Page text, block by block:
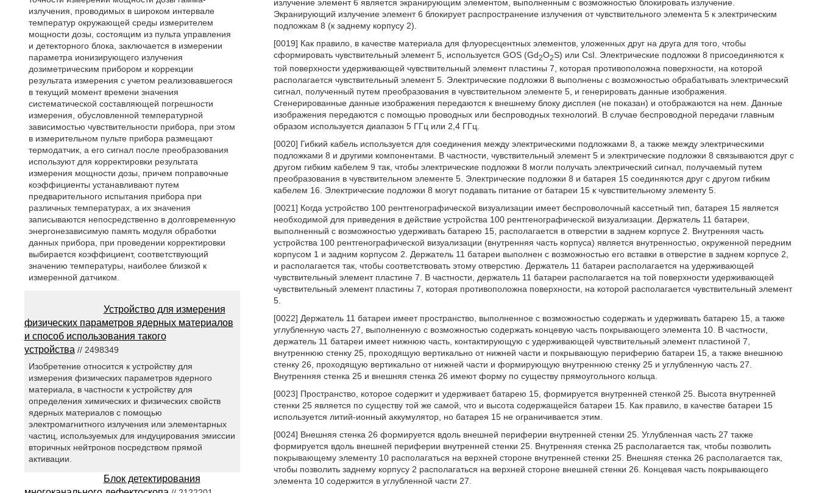
излучение элемент 6 является экранирующим элементом, выполненным с возможностью блокировать излучение.
Экранирующий излучение элемент 6 блокирует распространение излучения от чувствительного элемента 5 к электрическим
подложкам 8 (к заднему корпусу 2).
[0019] Как правило, в качестве материала для флуоресцентных элементов, уложенных друг на друга для того, чтобы
сформировать чувствительный элемент 5, используется GOS (Gd2O2S) или CsI. Электрические подложки 8 присоединяются к
той поверхности удерживающей чувствительный элемент пластины 7, которая противоположна поверхности, на которой
располагается чувствительный элемент 5. Электрические подложки 8 выполнены с возможностью обрабатывать электрический
сигнал, полученный путем преобразования в чувствительном элементе 5, и генерировать данные изображения.
Сгенерированные данные изображения передаются к внешнему блоку дисплея (не показан) и отображаются на нем. Данные
изображения передаются с помощью проводных или беспроводных технологий. В случае беспроводной передачи главным
образом используется диапазон 5 ГГц или 2,4 ГГц.
[0020] Гибкий кабель используется для соединения между электрическими подложками 8, а также между электрическими
подложками 8 и другими компонентами. В частности, чувствительный элемент 5 и электрические подложки 8 связываются друг с
другом гибким кабелем 9 так, чтобы электрические подложки 8 могли получать электрический сигнал, получаемый путем
преобразования в чувствительном элементе 5. Электрические подложки 8 и батарея 15 соединяются друг с другом гибким
кабелем 16. Электрические подложки 8 могут подавать питание от батареи 15 к чувствительному элементу 5.
[0021] Когда устройство 100 рентгенографической визуализации имеет беспроволочный кассетный тип, батарея 15 является
необходимой для приведения в действие устройства 100 рентгенографической визуализации. Держатель 11 батареи,
выполненный с возможностью удерживать батарею 15, располагается в отверстии в заднем корпусе 2. Внутренняя часть
устройства 100 рентгенографической визуализации (внутренняя часть корпуса) является внутренностью, окруженной передним
корпусом 1 и задним корпусом 2. Держатель 11 батареи выполнен с возможностью его вставки в отверстие в заднем корпусе 2,
и располагается так, чтобы соответствовать этому отверстию. Держатель 11 батареи располагается на удерживающей
чувствительный элемент пластине 7. В частности, держатель 11 батареи располагается на той поверхности удерживающей
чувствительный элемент пластины 7, которая противоположна поверхности, на которой располагается чувствительный элемент
5.
[0022] Держатель 11 батареи имеет пространство, выполненное с возможностью содержать и удерживать батарею 15, а также
углубленную часть 27, выполненную с возможностью содержать концевую часть покрывающего элемента 10. В частности,
держатель 11 батареи имеет нижнюю часть, контактирующую с удерживающей чувствительный элемент пластиной 7,
внутреннюю стенку 25, проходящую вертикально от нижней части и покрывающую периферию батареи 15, а также внешнюю
стенку 26, проходящую вертикально от нижней части и формирующую внутреннюю стенку 25 и углубленную часть 27.
Внутренняя стенка 25 и внешняя стенка 26 имеют форму по существу прямоугольного кольца.
[0023] Пространство, которое содержит и удерживает батарею 15, формируется внутренней стенкой 25. Высота внутренней
стенки 25 является по существу той же самой, что и высота содержащейся батареи 15. Как правило, в качестве батареи 15
используется литий-ионный аккумулятор, но батарея 15 не ограничивается этим.
[0024] Внешняя стенка 26 формируется вдоль внешней периферии внутренней стенки 25. Углубленная часть 27 также
формируется вдоль внешней периферии внутренней стенки 25. Внутренняя стенка 25 располагается так, чтобы позволить
покрывающему элементу 10 располагаться на верхней стороне внутренней стенки 25. Внешняя стенка 26 располагается так,
чтобы позволить заднему корпусу 2 располагаться на верхней стороне внешней стенки 26. Концевая часть покрывающего
элемента 10 содержится в углубленной части 27.
излучения, проводимых в широком интервале
температур окружающей среды измерителем
мощности дозы, состоящим из пульта управления
и детекторного блока, заключается в измерении
параметра ионизирующего излучения
дозиметрическим прибором и коррекции
результата измерения с учетом реализовавшегося
в текущий момент времени значения
систематической составляющей погрешности
измерения, обусловленной температурной
зависимостью чувствительности прибора, при этом
в измерительном пульте прибора размещают
термодатчик, а его сигнал после преобразования
используют для корректировки результата
измерения мощности дозы, причем поправочные
коэффициенты устанавливают путем
предварительного испытания прибора при
различных температурах, а их значения
записываются непосредственно в долговременную
энергонезависимую память модуля обработки
данных прибора, при проведении корректировки
выбирается коэффициент, соответствующий
значению температуры, наиболее близкой к
измеренной датчиком.
Устройство для измерения
физических параметров ядерных материалов
и способ использования такого
устройства // 2498349
Изобретение относится к устройству для
измерения физических параметров ядерного
материала, в частности к устройству для
определения химических и физических свойств
ядерных материалов с помощью
электромагнитного излучения или элементарных
частиц, используемых для индуцирования эмиссии
вторичных нейтронов посредством прямой
активации.
Блок детектирования